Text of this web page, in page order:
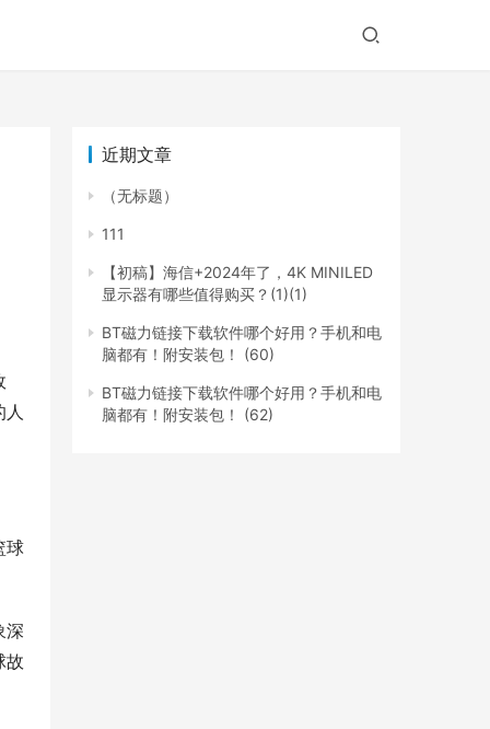
人
球
深
故
近期文章
（无标题）
111
【初稿】海信+2024年了，4K MINILED
显示器有哪些值得购买？(1)(1)
BT磁力链接下载软件哪个好用？手机和电
脑都有！附安装包！ (60)
BT磁力链接下载软件哪个好用？手机和电
脑都有！附安装包！ (62)